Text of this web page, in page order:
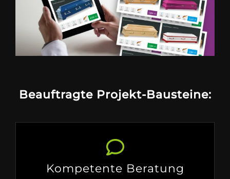
Beauftragte Projekt-Bausteine:
Kompetente Beratung